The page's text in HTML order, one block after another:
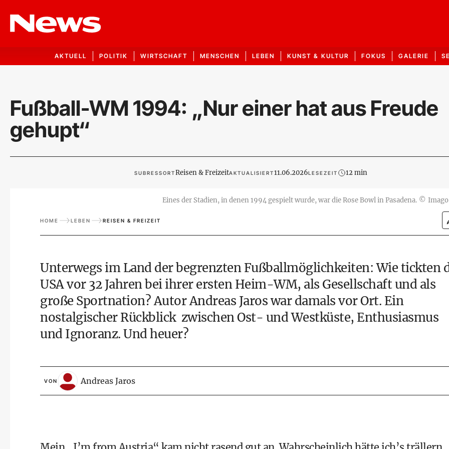
AKTUELL POLITIK WIRTSCHAFT MENSCHEN LEBEN KUNST & KULTUR FOKUS GALERIE
Fußball-WM 1994: „Nur einer hat aus Freude
gehupt“
SUBRESSORTReisen & FreizeitAKTUALISIERT11.06.2026LESEZEIT 12 min
Eines der Stadien, in denen 1994 gespielt wurde, war die Rose Bowl in Pasadena. ©
HOME LEBEN REISEN & FREIZEIT
Unterwegs im Land der begrenzten Fußballmöglichkeiten: Wie tickten
USA vor 32 Jahren bei ihrer ersten Heim-WM, als Gesellschaft und als
große Sportnation? Autor Andreas Jaros war damals vor Ort. Ein
nostalgischer Rückblick zwischen Ost- und Westküste, Enthusiasmus
und Ignoranz. Und heuer?
VON Andreas Jaros